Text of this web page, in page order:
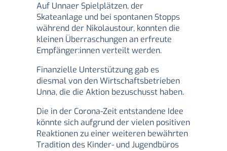
Auf Unnaer Spielplätzen, der
Skateanlage und bei spontanen Stopps
während der Nikolaustour, konnten die
kleinen Überraschungen an erfreute
Empfänger:innen verteilt werden.
Finanzielle Unterstützung gab es
diesmal von den Wirtschaftsbetrieben
Unna, die die Aktion bezuschusst haben.
Die in der Corona-Zeit entstandene Idee
könnte sich aufgrund der vielen positiven
Reaktionen zu einer weiteren bewährten
Tradition des Kinder- und Jugendbüros